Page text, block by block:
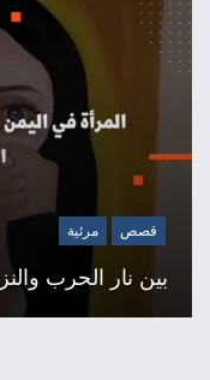
قصص مرئية
بين نار الحرب